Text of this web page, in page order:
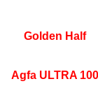
Golden Half
Agfa ULTRA 100